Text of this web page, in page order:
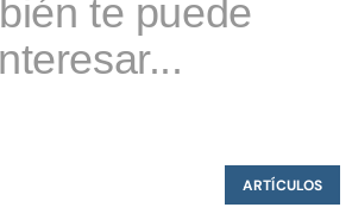
te puede
ARTÍCULOS